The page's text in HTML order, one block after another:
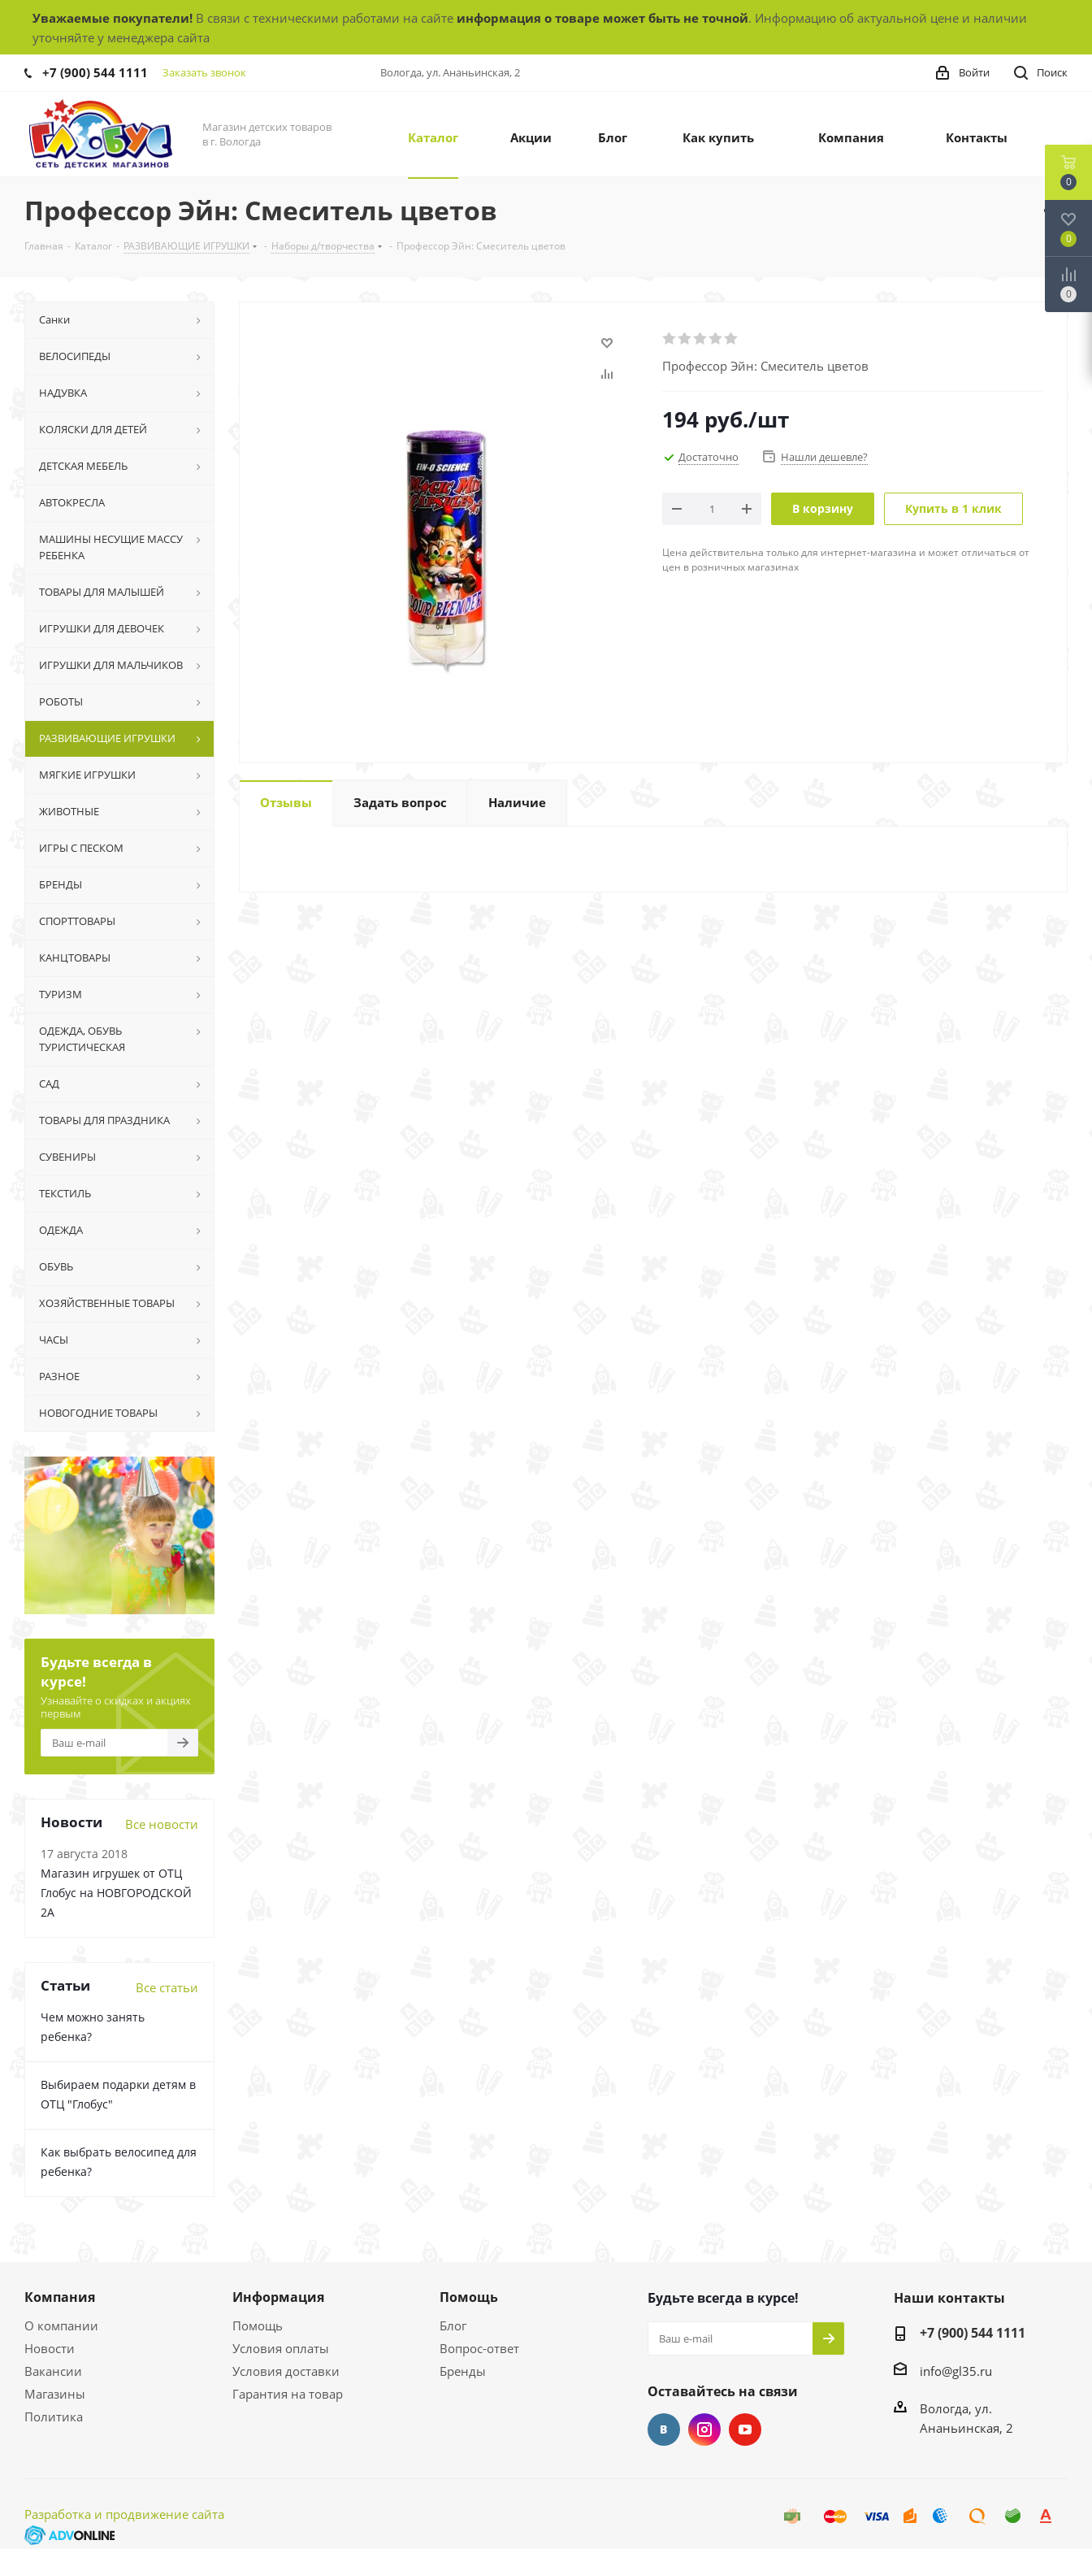
Уважаемые покупатели! В связи с техническими работами на сайте информация о товаре может быть не точной. Информацию об актуальной цене и наличии
уточняйте у менеджера сайта
+7 (900) 544 1111 Заказать звонок Вологда, ул. Ананьинская, 2 Поиск
Войти
Магазин детских товаров
в г. Вологда
Каталог Акции Блог Как купить Компания Контакты
Профессор Эйн: Смеситель цветов
Главная - Каталог - РАЗВИВАЮЩИЕ ИГРУШКИ - Наборы д/творчества - Профессор Эйн: Смеситель цветов
Профессор Эйн: Смеситель цветов
194 руб./шт
Достаточно Нашли дешевле?
В корзину Купить в 1 клик
Цена действительна только для интернет-магазина и может отличаться от
цен в розничных магазинах
Отзывы Задать вопрос Наличие
Санки
ВЕЛОСИПЕДЫ
НАДУВКА
КОЛЯСКИ ДЛЯ ДЕТЕЙ
ДЕТСКАЯ МЕБЕЛЬ
АВТОКРЕСЛА
МАШИНЫ НЕСУЩИЕ МАССУ
РЕБЕНКА
ТОВАРЫ ДЛЯ МАЛЫШЕЙ
ИГРУШКИ ДЛЯ ДЕВОЧЕК
ИГРУШКИ ДЛЯ МАЛЬЧИКОВ
РОБОТЫ
РАЗВИВАЮЩИЕ ИГРУШКИ
МЯГКИЕ ИГРУШКИ
ЖИВОТНЫЕ
ИГРЫ С ПЕСКОМ
БРЕНДЫ
СПОРТТОВАРЫ
КАНЦТОВАРЫ
ТУРИЗМ
ОДЕЖДА, ОБУВЬ
ТУРИСТИЧЕСКАЯ
САД
ТОВАРЫ ДЛЯ ПРАЗДНИКА
СУВЕНИРЫ
ТЕКСТИЛЬ
ОДЕЖДА
ОБУВЬ
ХОЗЯЙСТВЕННЫЕ ТОВАРЫ
ЧАСЫ
РАЗНОЕ
НОВОГОДНИЕ ТОВАРЫ
Будьте всегда в
курсе!
Узнавайте о скидках и акциях
первым
Новости Все новости
17 августа 2018
Магазин игрушек от ОТЦ
Глобус на НОВГОРОДСКОЙ
2А
Статьи Все статьи
Чем можно занять
ребенка?
Выбираем подарки детям в
ОТЦ "Глобус"
Как выбрать велосипед для
ребенка?
Компания
О компании
Новости
Вакансии
Магазины
Политика
Информация
Помощь
Условия оплаты
Условия доставки
Гарантия на товар
Помощь
Блог
Вопрос-ответ
Бренды
Будьте всегда в курсе!
Оставайтесь на связи
Наши контакты
+7 (900) 544 1111
info@gl35.ru
Вологда, ул.
Ананьинская, 2
Разработка и продвижение сайта
0
0
0